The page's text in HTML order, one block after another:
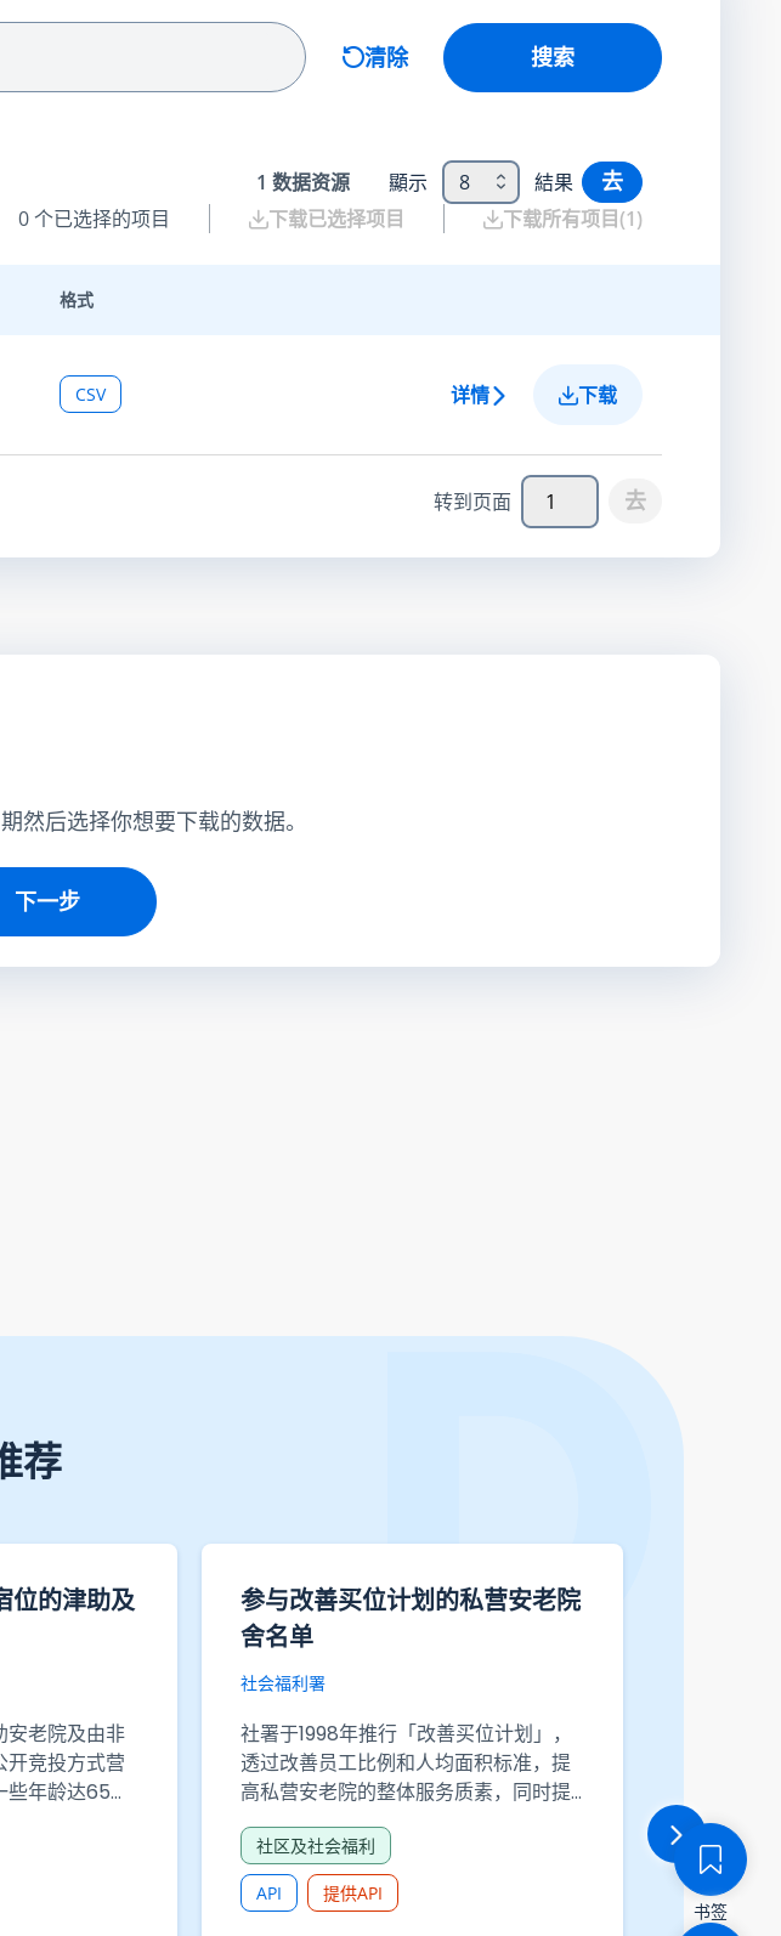
清除 搜索
1 数据资源 顯示 8 結果 去
0个已选择的项目 下载已选择项目 下载所有项目(1)
格式
CSV 详情 下载
转到页面 去
然后选择你想要下载的数据。
下一步
荐
位的津助及
安老院及由非
开竞投方式营
年龄达65岁
健康及／或
的长者，提
介乎60至64
，但须证实
参与改善买位计划的私营安老院
舍名单
社会福利署
社署于1998年推行「改善买位计划」，
透过改善员工比例和人均面积标准，提
高私营安老院的整体服务质素，同时提
供更多资助宿位以缩短长者轮候入住资
助护理安老宿位的时间。
社区及社会福利
API 提供API
香港创新
86109：
分的工商
科技及广
书签